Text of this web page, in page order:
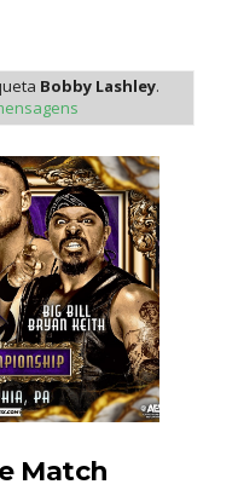
Aug 2026
Bobby Lashley.
Match